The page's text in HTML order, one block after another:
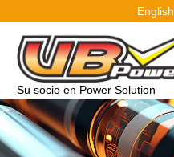
English
Su socio en Power Solution